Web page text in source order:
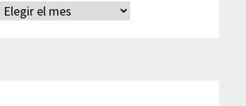
Archivos